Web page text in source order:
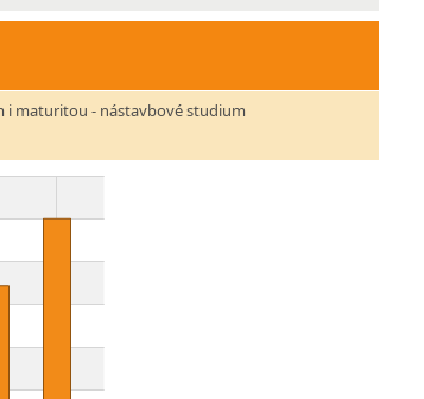
i maturitou - nástavbové studium